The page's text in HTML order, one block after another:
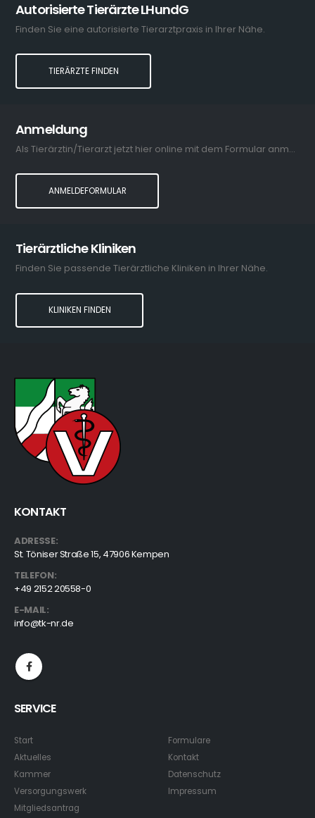
Autorisierte Tierärzte LHundG
Finden Sie eine autorisierte Tierarztpraxis in Ihrer Nähe.
TIERÄRZTE FINDEN
Anmeldung
Als Tierärztin/Tierarzt jetzt hier online mit dem Formular anmelden.
ANMELDEFORMULAR
Tierärztliche Kliniken
Finden Sie passende Tierärztliche Kliniken in Ihrer Nähe.
KLINIKEN FINDEN
KONTAKT
ADRESSE:
St. Töniser Straße 15, 47906 Kempen
TELEFON:
+49 2152 20558-0
E-MAIL:
info@tk-nr.de
SERVICE
Start
Aktuelles
Kammer
Versorgungswerk
Mitgliedsantrag
Formulare
Kontakt
Datenschutz
Impressum